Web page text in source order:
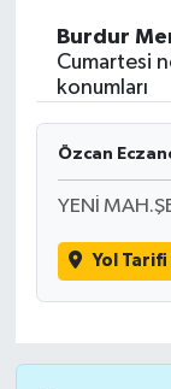
Burdur
Cumartesi
konumları
Özcan
YENİ
Yol Tarifi
Haber